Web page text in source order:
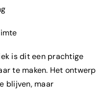
is dit een prachtige
te maken. Het ontwerp
blijven, maar